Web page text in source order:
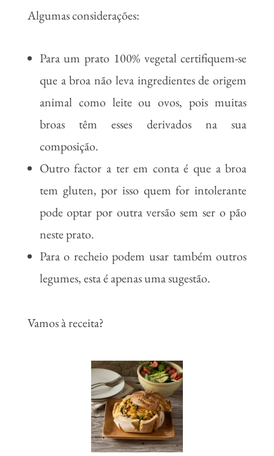
Algumas considerações:
Para um prato 100% vegetal certifiquem-se
que a broa não leva ingredientes de origem
animal como leite ou ovos, pois muitas
broas têm esses derivados na sua
composição.
Outro factor a ter em conta é que a broa
tem gluten, por isso quem for intolerante
pode optar por outra versão sem ser o pão
neste prato.
Para o recheio podem usar também outros
legumes, esta é apenas uma sugestão.
Vamos à receita?